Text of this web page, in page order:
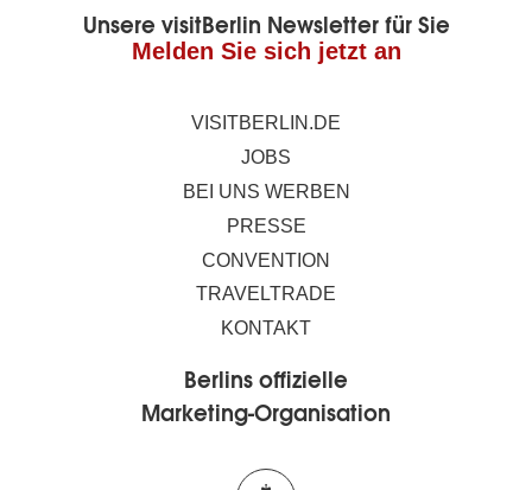
Unsere visitBerlin Newsletter für Sie
Melden Sie sich jetzt an
VISITBERLIN.DE
JOBS
BEI UNS WERBEN
PRESSE
CONVENTION
TRAVELTRADE
KONTAKT
Berlins offizielle
Marketing-Organisation